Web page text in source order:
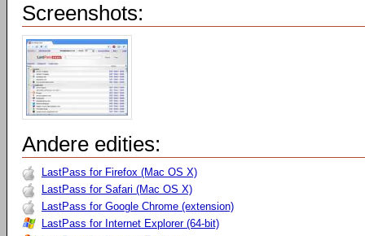
Screenshots:
Andere edities:
LastPass for Firefox (Mac OS X)
LastPass for Safari (Mac OS X)
LastPass for Google Chrome (extension)
LastPass for Internet Explorer (64-bit)